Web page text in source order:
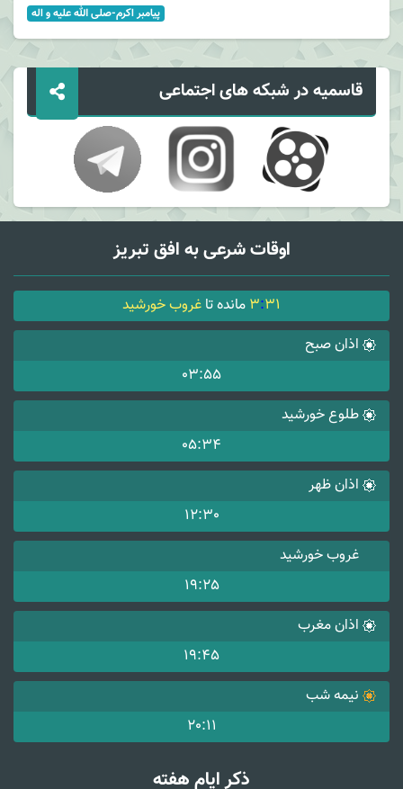
پيامبر اکرم-صلی الله عليه و اله
قاسمیه در شبکه های اجتماعی
اوقات شرعی به افق تبریز
3:31 مانده تا غروب خورشید
اذان صبح
03:55
طلوع خورشید
05:34
اذان ظهر
12:30
غروب خورشید
19:25
اذان مغرب
19:45
نیمه شب
20:11
ذکر ایام هفته